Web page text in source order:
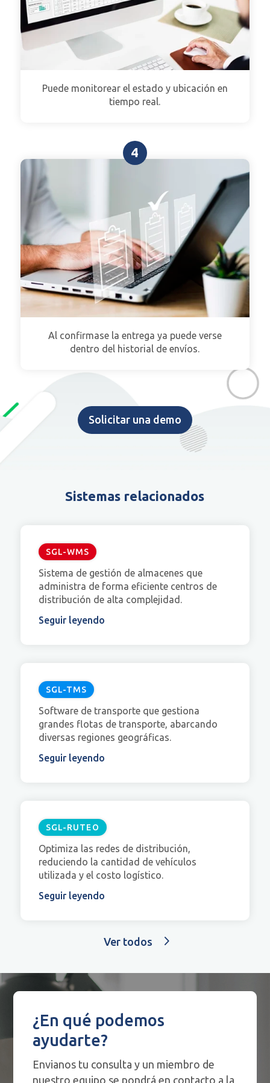
Puede monitorear el estado y ubicación en
tiempo real.
4
Al confirmase la entrega ya puede verse
dentro del historial de envíos.
Solicitar una demo
Sistemas relacionados
SGL-WMS
Sistema de gestión de almacenes que
administra de forma eficiente centros de
distribución de alta complejidad.
Seguir leyendo
SGL-TMS
Software de transporte que gestiona
grandes flotas de transporte, abarcando
diversas regiones geográficas.
Seguir leyendo
SGL-RUTEO
Optimiza las redes de distribución,
reduciendo la cantidad de vehículos
utilizada y el costo logístico.
Seguir leyendo
Ver todos
¿En qué podemos
ayudarte?
Envianos tu consulta y un miembro de
nuestro equipo se pondrá en contacto a la